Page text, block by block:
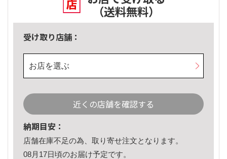
（送料無料）
受け取り店舗：
お店を選ぶ
近くの店舗を確認する
納期目安：
店舗在庫不足の為、取り寄せ注文となります。
08月17日頃のお届け予定です。